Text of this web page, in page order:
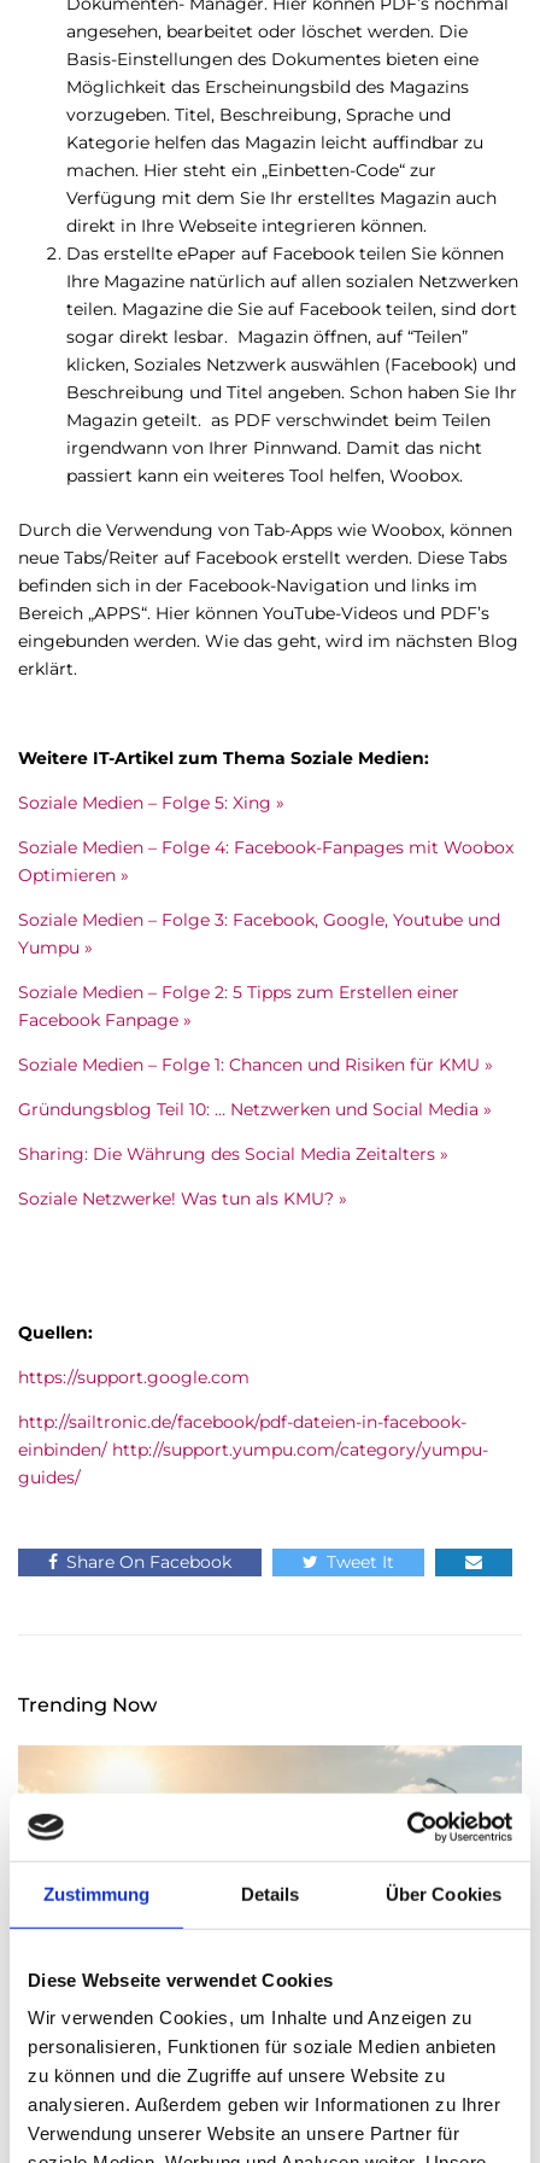
Zustimmung Details Über Cookies
Diese Webseite verwendet Cookies
Wir verwenden Cookies, um Inhalte und Anzeigen zu
personalisieren, Funktionen für soziale Medien anbieten
zu können und die Zugriffe auf unsere Website zu
analysieren. Außerdem geben wir Informationen zu Ihrer
Verwendung unserer Website an unsere Partner für
angesehen, bearbeitet oder löschet werden. Die
Basis-Einstellungen des Dokumentes bieten eine
Möglichkeit das Erscheinungsbild des Magazins
vorzugeben. Titel, Beschreibung, Sprache und
Kategorie helfen das Magazin leicht auffindbar zu
machen. Hier steht ein „Einbetten-Code“ zur
Verfügung mit dem Sie Ihr erstelltes Magazin auch
direkt in Ihre Webseite integrieren können.
Das erstellte ePaper auf Facebook teilen Sie können
Ihre Magazine natürlich auf allen sozialen Netzwerken
teilen. Magazine die Sie auf Facebook teilen, sind dort
sogar direkt lesbar. Magazin öffnen, auf “Teilen”
klicken, Soziales Netzwerk auswählen (Facebook) und
Beschreibung und Titel angeben. Schon haben Sie Ihr
Magazin geteilt. as PDF verschwindet beim Teilen
irgendwann von Ihrer Pinnwand. Damit das nicht
passiert kann ein weiteres Tool helfen, Woobox.
Durch die Verwendung von Tab-Apps wie Woobox, können
neue Tabs/Reiter auf Facebook erstellt werden. Diese Tabs
befinden sich in der Facebook-Navigation und links im
Bereich „APPS“. Hier können YouTube-Videos und PDF’s
eingebunden werden. Wie das geht, wird im nächsten Blog
erklärt.
Weitere IT-Artikel zum Thema Soziale Medien:
Soziale Medien – Folge 5: Xing »
Soziale Medien – Folge 4: Facebook-Fanpages mit Woobox
Optimieren »
Soziale Medien – Folge 3: Facebook, Google, Youtube und
Yumpu »
Soziale Medien – Folge 2: 5 Tipps zum Erstellen einer
Facebook Fanpage »
Soziale Medien – Folge 1: Chancen und Risiken für KMU »
Gründungsblog Teil 10: … Netzwerken und Social Media »
Sharing: Die Währung des Social Media Zeitalters »
Soziale Netzwerke! Was tun als KMU? »
Quellen:
https://support.google.com
http://sailtronic.de/facebook/pdf-dateien-in-facebook-
einbinden/ http://support.yumpu.com/category/yumpu-
guides/
Share On Facebook Tweet It
Trending Now
Arbeitsschutz – Wann Hitze für Menschen
lebensgefährlich wird